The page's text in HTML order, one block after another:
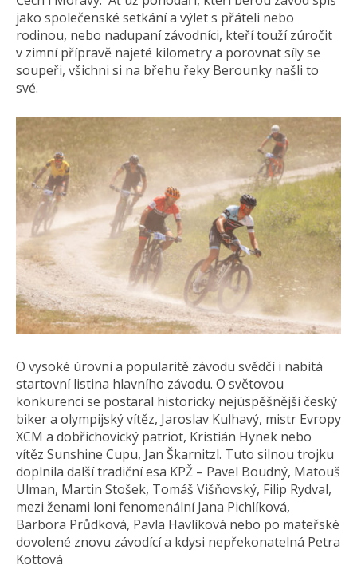
jako společenské setkání a výlet s přáteli nebo
rodinou, nebo nadupaní závodníci, kteří touží zúročit
v zimní přípravě najeté kilometry a porovnat síly se
soupeři, všichni si na břehu řeky Berounky našli to
své.
O vysoké úrovni a popularitě závodu svědčí i nabitá
startovní listina hlavního závodu. O světovou
konkurenci se postaral historicky nejúspěšnější český
biker a olympijský vítěz, Jaroslav Kulhavý, mistr Evropy
XCM a dobřichovický patriot, Kristián Hynek nebo
vítěz Sunshine Cupu, Jan Škarnitzl. Tuto silnou trojku
doplnila další tradiční esa KPŽ – Pavel Boudný, Matouš
Ulman, Martin Stošek, Tomáš Višňovský, Filip Rydval,
mezi ženami loni fenomenální Jana Pichlíková,
Barbora Průdková, Pavla Havlíková nebo po mateřské
dovolené znovu závodící a kdysi nepřekonatelná Petra
Kottová